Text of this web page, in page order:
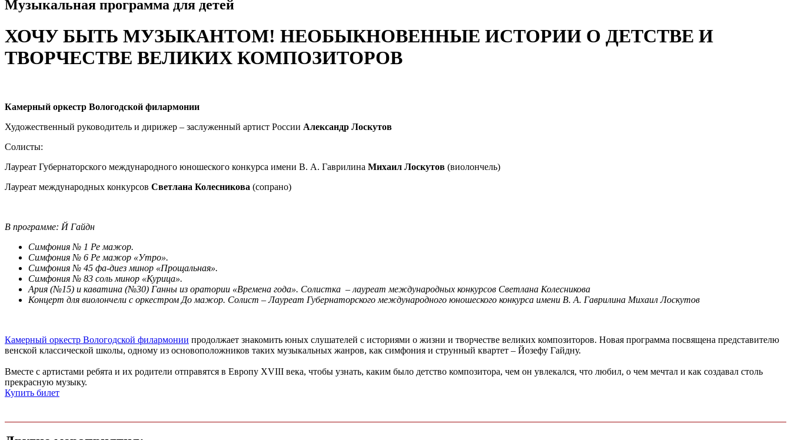
Музыкальная программа для детей
ХОЧУ БЫТЬ МУЗЫКАНТОМ! НЕОБЫКНОВЕННЫЕ ИСТОРИИ О ДЕТСТВЕ И
ТВОРЧЕСТВЕ ВЕЛИКИХ КОМПОЗИТОРОВ
Камерный оркестр Вологодской филармонии
Художественный руководитель и дирижер – заслуженный артист России Александр Лоскутов
Солисты:
Лауреат Губернаторского международного юношеского конкурса имени В. А. Гаврилина Михаил Лоскутов (виолончель)
Лауреат международных конкурсов Светлана Колесникова (сопрано)
В программе: Й Гайдн
Симфония № 1 Ре мажор.
Симфония № 6 Ре мажор «Утро».
Симфония № 45 фа-диез минор «Прощальная».
Симфония № 83 соль минор «Курица».
Ария (№15) и каватина (№30) Ганны из оратории «Времена года». Солистка – лауреат международных конкурсов Светлана Колесникова
Концерт для виолончели с оркестром До мажор. Солист – Лауреат Губернаторского международного юношеского конкурса имени В. А. Гаврилина Михаил Лоскутов
Камерный оркестр Вологодской филармонии продолжает знакомить юных слушателей с историями о жизни и творчестве великих композиторов. Новая программа посвящена представителю
венской классической школы, одному из основоположников таких музыкальных жанров, как симфония и струнный квартет – Йозефу Гайдну.
Вместе с артистами ребята и их родители отправятся в Европу XVIII века, чтобы узнать, каким было детство композитора, чем он увлекался, что любил, о чем мечтал и как создавал столь
прекрасную музыку.
Купить билет